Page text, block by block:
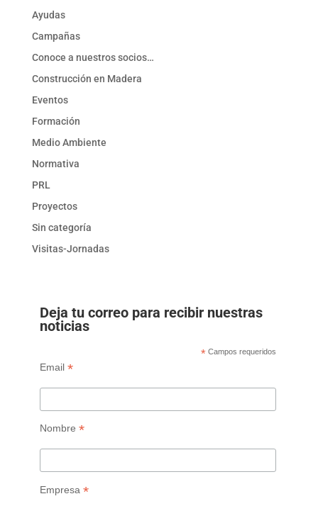
Ayudas
Campañas
Conoce a nuestros socios…
Construcción en Madera
Eventos
Formación
Medio Ambiente
Normativa
PRL
Proyectos
Sin categoría
Visitas-Jornadas
Deja tu correo para recibir nuestras
noticias
* Campos requeridos
Email *
Nombre *
Empresa *